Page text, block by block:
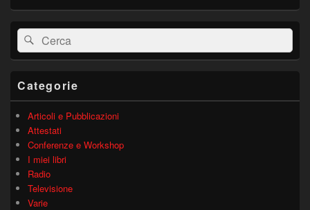
Area
widget
barra
laterale
Cerca: Cerca
Categorie
Articoli e Pubblicazioni
Attestati
Conferenze e Workshop
I miei libri
Radio
Televisione
Varie